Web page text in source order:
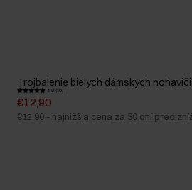
Trojbalenie bielych dámskych
4.9 (10)
€12,90
€12,90 - najnižšia cena za 30 dní pred